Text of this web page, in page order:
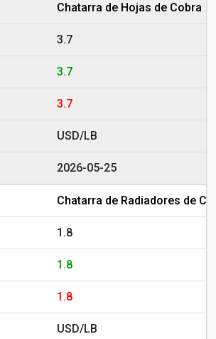
Chatarra de Hojas de Cobra
3.7
3.7
3.7
USD/LB
2026-05-25
Chatarra de Radiadores de
1.8
1.8
1.8
USD/LB